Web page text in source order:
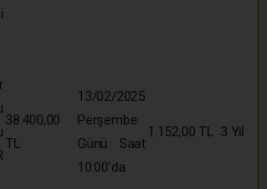
38.400,00
TL
13/02/2025
Perşembe
Günü Saat
10:00’da
1.152,00 TL 3 Yıl